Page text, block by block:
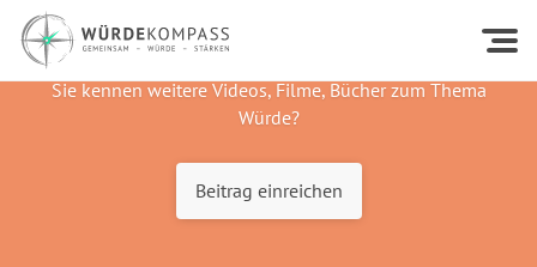
Sie kennen weitere Videos, Filme, Bücher zum Thema
Würde?
Beitrag einreichen